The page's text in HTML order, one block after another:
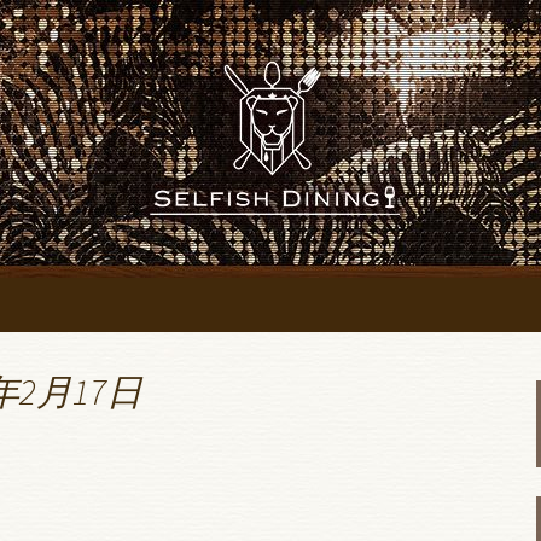
るレストラ
DINING～セル
のブログ
「SELFISH DINING～セルフィッシ
2月17日